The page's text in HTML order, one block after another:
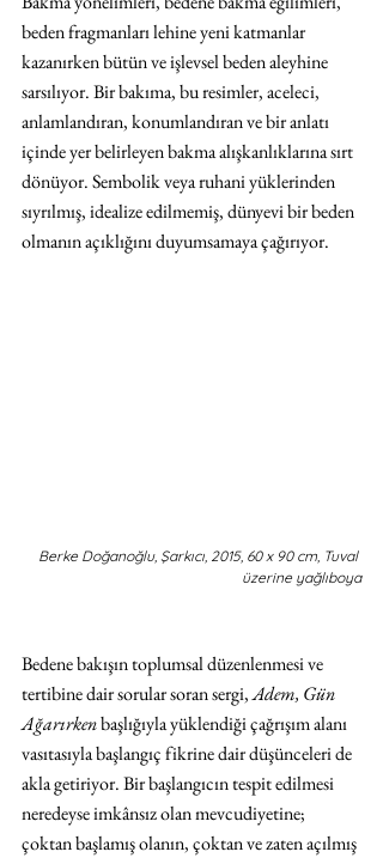
beden fragmanları lehine yeni katmanlar
kazanırken bütün ve işlevsel beden aleyhine
sarsılıyor. Bir bakıma, bu resimler, aceleci,
anlamlandıran, konumlandıran ve bir anlatı
içinde yer belirleyen bakma alışkanlıklarına sırt
dönüyor. Sembolik veya ruhani yüklerinden
sıyrılmış, idealize edilmemiş, dünyevi bir beden
olmanın açıklığını duyumsamaya çağırıyor.
Berke Doğanoğlu, Şarkıcı, 2015, 60 x 90 cm, Tuval
üzerine yağlıboya
Bedene bakışın toplumsal düzenlenmesi ve
tertibine dair sorular soran sergi, Adem, Gün
Ağarırken başlığıyla yüklendiği çağrışım alanı
vasıtasıyla başlangıç fikrine dair düşünceleri de
akla getiriyor. Bir başlangıcın tespit edilmesi
neredeyse imkânsız olan mevcudiyetine;
çoktan başlamış olanın, çoktan ve zaten açılmış